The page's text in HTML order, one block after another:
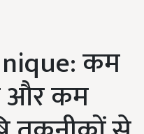
कम
और कम